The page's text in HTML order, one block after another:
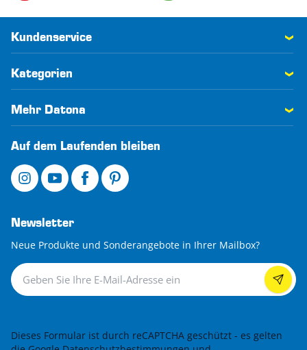
Kundenservice
Kategorien
Mehr Datona
Auf dem Laufenden bleiben
Newsletter
Neue Produkte und Sonderangebote in Ihrer Mailbox?
Newsletter
Dieses Formular ist durch reCAPTCHA geschützt - es gelten